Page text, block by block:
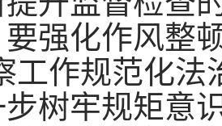
强化作风整
工作规范化法
树牢规矩意